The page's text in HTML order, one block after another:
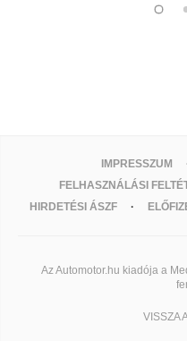
IMPRESSZUM
FELHASZNÁLÁSI
HIRDETÉSI ÁSZF
Az Automotor.hu kiadója a
VISSZA